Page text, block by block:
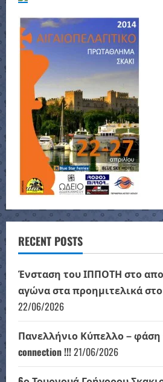
RECENT POSTS
Ένσταση του ΙΠΠΟΤΗ στο
αγώνα στα προημιτελικά
22/06/2026
Πανελλήνιο Κύπελλο – φάση
connection !!!21/06/2026